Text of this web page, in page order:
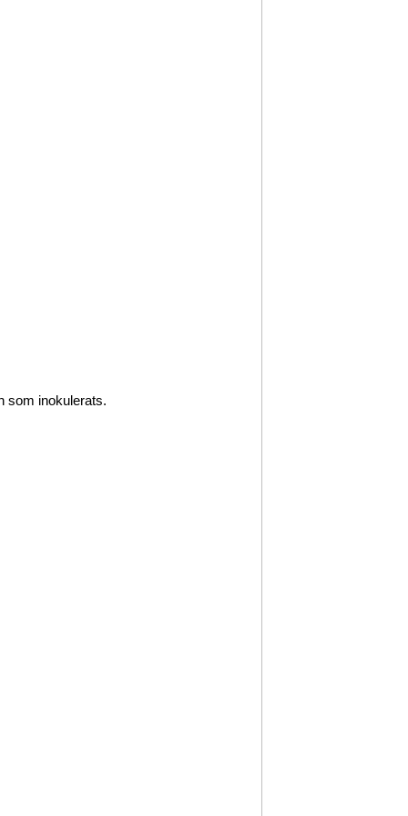
som inokulerats.